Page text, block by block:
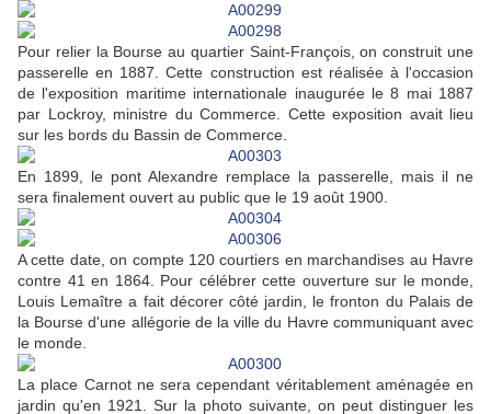
Pour relier la Bourse au quartier Saint-François, on construit une
passerelle en 1887. Cette construction est réalisée à l'occasion
de l'exposition maritime internationale inaugurée le 8 mai 1887
par Lockroy, ministre du Commerce. Cette exposition avait lieu
sur les bords du Bassin de Commerce.
En 1899, le pont Alexandre remplace la passerelle, mais il ne
sera finalement ouvert au public que le 19 août 1900.
A cette date, on compte 120 courtiers en marchandises au Havre
contre 41 en 1864. Pour célébrer cette ouverture sur le monde,
Louis Lemaître a fait décorer côté jardin, le fronton du Palais de
la Bourse d'une allégorie de la ville du Havre communiquant avec
le monde.
La place Carnot ne sera cependant véritablement aménagée en
jardin qu'en 1921. Sur la photo suivante, on peut distinguer les